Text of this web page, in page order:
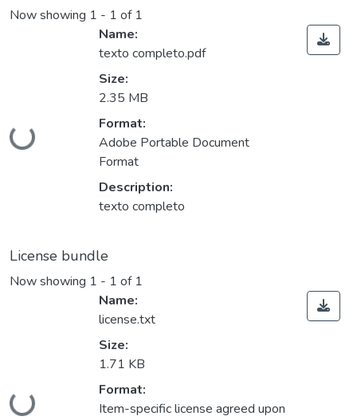
Now showing 1 - 1 of 1
Name:
texto completo.pdf
Size:
2.35 MB
Format:
Adobe Portable Document
Format
Description:
texto completo
License bundle
Now showing 1 - 1 of 1
Name:
license.txt
Size:
1.71 KB
Format:
Item-specific license agreed upon